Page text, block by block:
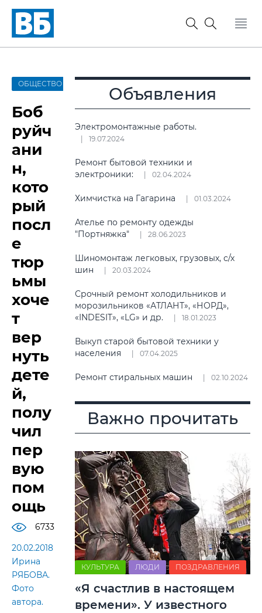
ОБЩЕСТВО
Боб
руйч
ани
н,
кото
рый
посл
е
тюр
ьмы
хоче
т
вер
нуть
дете
й,
полу
чил
пер
вую
пом
ощь
6733
20.02.2018
Ирина
РЯБОВА.
Фото
автора.
Объявления
Электромонтажные работы.
19.07.2024
Ремонт бытовой техники и
электроники:
02.04.2024
Химчистка на Гагарина 01.03.2024
Ателье по ремонту одежды
"Портняжка"
28.06.2023
Шиномонтаж легковых, грузовых, с/х
шин
20.03.2024
Срочный ремонт холодильников и
морозильников «АТЛАНТ», «НОРД»,
«INDESIT», «LG» и др.
18.01.2023
Выкуп старой бытовой техники у
населения
07.04.2025
Ремонт стиральных машин 02.10.2024
Важно прочитать
КУЛЬТУРА ЛЮДИ ПОЗДРАВЛЕНИЯ
«Я счастлив в настоящем
времени». У известного